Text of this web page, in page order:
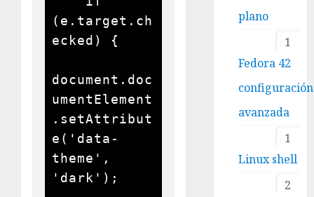
(e.target.ch
ecked) {
document.doc
umentElement
.setAttribut
e('data-
theme',
'dark');
plano
1
Fedora 42
configuración
avanzada
1
Linux shell
2